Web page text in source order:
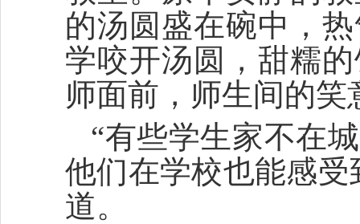
的汤圆盛在碗中，
学咬开汤圆，甜糯
师面前，师生间的
“有些学生家不在
他们在学校也能感
道。